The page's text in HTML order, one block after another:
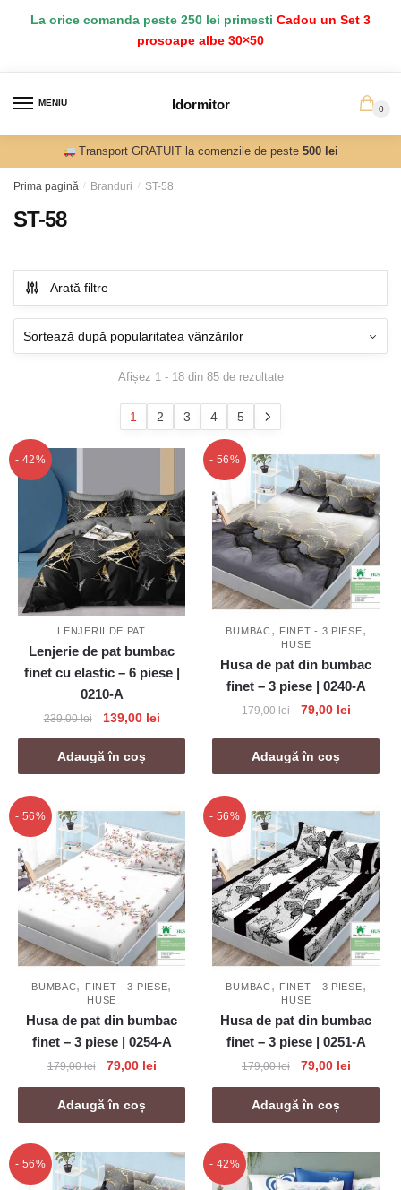
La orice comanda peste 250 lei primesti Cadou un Set 3
prosoape albe 30×50
MENIU Idormitor 0
Transport GRATUIT la comenzile de peste500 lei
Prima pagină / Branduri / ST-58
ST-58
Arată filtre
Afișez 1 - 18 din 85 de rezultateSortat
1 2 3 4 5
- 42%
LENJERII DE PAT
Lenjerie de pat bumbac
finet cu elastic – 6 piese |
0210-A
239,00lei
Prețul
inițial
a
fost:
139,00 leiPrețul
curent
139,00 lei.
Adaugă în coș
- 56%
BUMBAC, FINET - 3 PIESE,
HUSE
Husa de pat din bumbac
finet – 3 piese | 0240-A
179,00lei
Prețul
a
79,00 leiPrețul
Adaugă în coș
- 56%
BUMBAC, FINET - 3 PIESE,
HUSE
Husa de pat din bumbac
finet – 3 piese | 0254-A
179,00lei
Prețul
inițial
a
fost:
79,00 leiPrețul
curent
79,00 lei.
Adaugă în coș
- 56%
BUMBAC, FINET - 3 PIESE,
HUSE
Husa de pat din bumbac
finet – 3 piese | 0251-A
179,00lei
Prețul
inițial
a
fost:
79,00 leiPrețul
curent
79,00 lei.
Adaugă în coș
- 56% - 42%